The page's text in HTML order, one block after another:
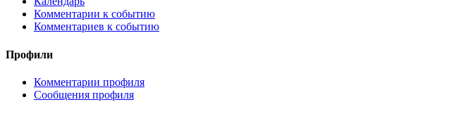
Комментарии к событию
Комментариев к событию
Профили
Комментарии профиля
Сообщения профиля